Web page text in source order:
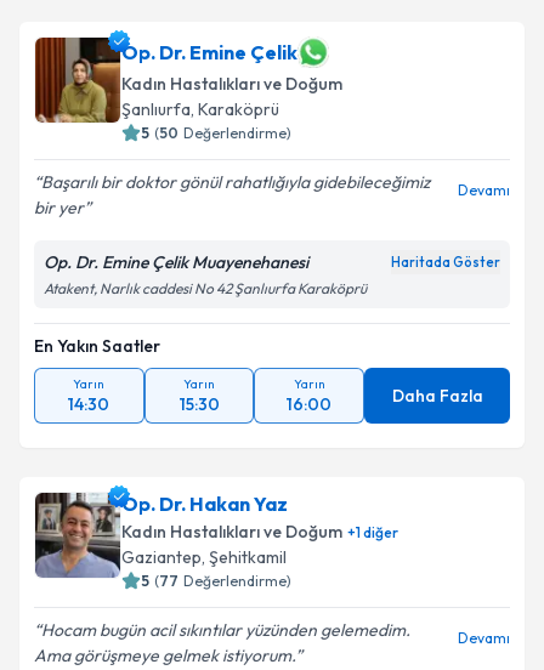
Op. Dr. Emine Çelik
Kadın Hastalıkları ve Doğum
Şanlıurfa, Karaköprü
5 (50 Değerlendirme)
Başarılı bir doktor gönül rahatlığıyla gidebileceğimiz
bir yer
Devamı
Op. Dr. Emine Çelik Muayenehanesi Haritada Göster
Atakent, Narlık caddesi No 42 Şanlıurfa Karaköprü
En Yakın Saatler
Yarın
14:30
Yarın
15:30
Yarın
16:00 Daha Fazla
Op. Dr. Hakan Yaz
Kadın Hastalıkları ve Doğum +1diğer
Gaziantep, Şehitkamil
5 (77 Değerlendirme)
Hocam bugün acil sıkıntılar yüzünden gelemedim.
Ama görüşmeye gelmek istiyorum.
Devamı